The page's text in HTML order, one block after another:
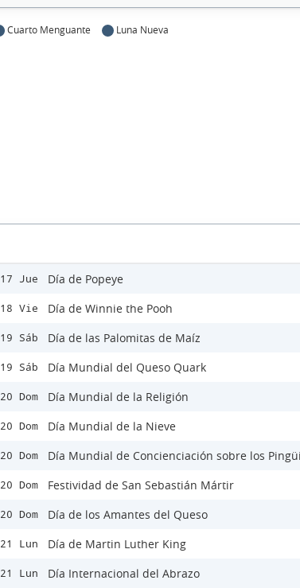
Cuarto Menguante Luna Nueva
17 Jue Día de Popeye
18 Vie Día de Winnie the Pooh
19 Sáb Día de las Palomitas de Maíz
19 Sáb Día Mundial del Queso Quark
20 Dom Día Mundial de la Religión
20 Dom Día Mundial de la Nieve
20 Dom Día Mundial de Concienciación sobre los
20 Dom Festividad de San Sebastián Mártir
20 Dom Día de los Amantes del Queso
21 Lun Día de Martin Luther King
21 Lun Día Internacional del Abrazo